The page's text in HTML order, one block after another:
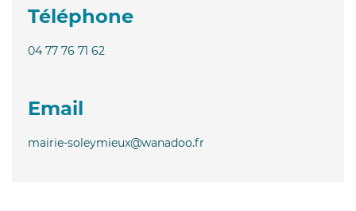
Téléphone
04 77 76 71 62
Email
mairie-soleymieux@wanadoo.fr